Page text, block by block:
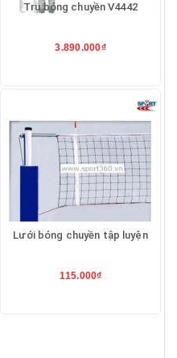
Trụ bóng chuyền V4442
3.890.000₫
Lưới bóng chuyền tập luyện
115.000₫